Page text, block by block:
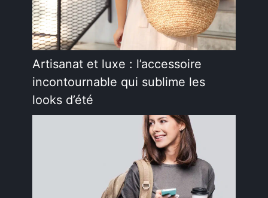
Artisanat et luxe : l’accessoire
incontournable qui sublime les
looks d’été